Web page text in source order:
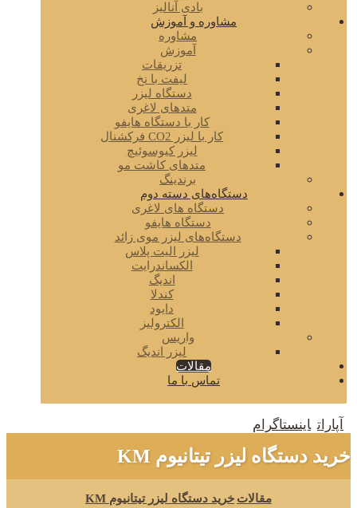
بادی آنالیز
مشاوره و آموزش
مشاوره
آموزش
تزریقات
لیفت با نخ
دستگاه لیزر
متدهای لاغری
کار با دستگاه هایفو
کار با لیزر CO2 فرکشنال
لیزر کیوسوئیچ
متدهای کاشت مو
برندینگ
دستگاه‌های دسته دوم
دستگاه های لاغری
دستگاه هایفو
دستگاه‌های لیزر موی زائد
لیزر الیت پلاس
الکساندرایت
اندیگ
کندلا
دایود
الکترولیز
واریس
لیزر اندیگ
مقالات
تماس با ما
آپارات اینستاگرام
خرید دستگاه لیزر تیتانیوم KM
مقالات خرید دستگاه لیزر تیتانیوم KM